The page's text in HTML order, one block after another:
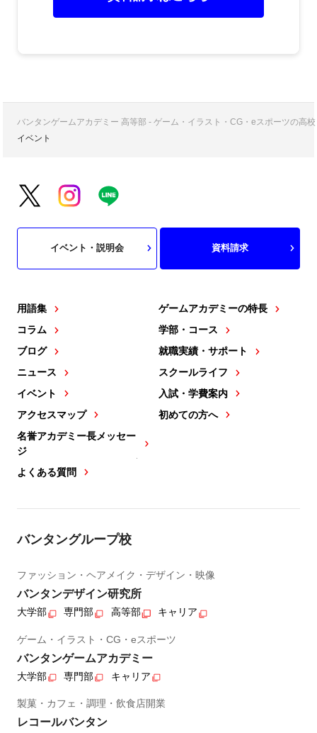
バンタンゲームアカデミー 高等部 - ゲーム・イラスト・CG・eスポーツの高
イベント
用語集
コラム
ブログ
ニュース
イベント
アクセスマップ
名誉アカデミー長メッセー
ジ
よくある質問
ゲームアカデミーの特長
学部・コース
就職実績・サポート
スクールライフ
入試・学費案内
初めての方へ
イベント・説明会 資料請求
バンタングループ校
ファッション・ヘアメイク・デザイン・映像
バンタンデザイン研究所
大学部 専門部 高等部 キャリア
ゲーム・イラスト・CG・eスポーツ
バンタンゲームアカデミー
大学部 専門部 キャリア
製菓・カフェ・調理・飲食店開業
レコールバンタン